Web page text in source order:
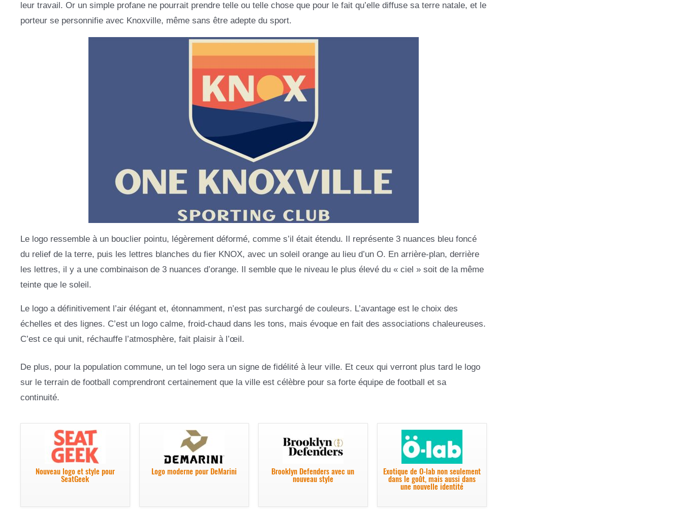
leur travail. Or un simple profane ne pourrait prendre telle ou telle chose que pour le fait qu’elle diffuse sa terre natale, et le
porteur se personnifie avec Knoxville, même sans être adepte du sport.
Le logo ressemble à un bouclier pointu, légèrement déformé, comme s’il était étendu. Il représente 3 nuances bleu foncé
du relief de la terre, puis les lettres blanches du fier KNOX, avec un soleil orange au lieu d’un O. En arrière-plan, derrière
les lettres, il y a une combinaison de 3 nuances d’orange. Il semble que le niveau le plus élevé du « ciel » soit de la même
teinte que le soleil.
Le logo a définitivement l’air élégant et, étonnamment, n’est pas surchargé de couleurs. L’avantage est le choix des
échelles et des lignes. C’est un logo calme, froid-chaud dans les tons, mais évoque en fait des associations chaleureuses.
C’est ce qui unit, réchauffe l’atmosphère, fait plaisir à l’œil.
De plus, pour la population commune, un tel logo sera un signe de fidélité à leur ville. Et ceux qui verront plus tard le logo
sur le terrain de football comprendront certainement que la ville est célèbre pour sa forte équipe de football et sa
continuité.
Nouveau logo et style pour
SeatGeek
Logo moderne pour DeMarini Brooklyn Defenders avec un
nouveau style
Exotique de Ö-lab non seulement
dans le goût, mais aussi dans
une nouvelle identité